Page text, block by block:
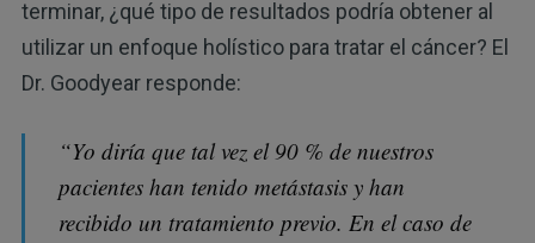
terminar, ¿qué tipo de resultados podría obtener al
utilizar un enfoque holístico para tratar el cáncer? El
Dr. Goodyear responde:
“Yo diría que tal vez el 90 % de nuestros
pacientes han tenido metástasis y han
recibido un tratamiento previo. En el caso de